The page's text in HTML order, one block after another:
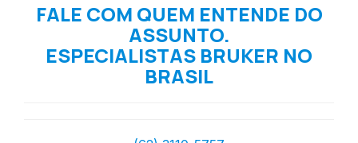
FALE COM QUEM ENTENDE DO
ASSUNTO.
ESPECIALISTAS BRUKER NO
BRASIL